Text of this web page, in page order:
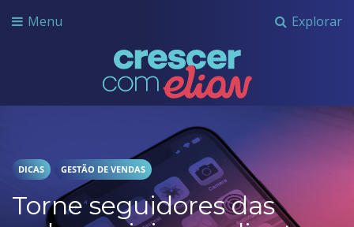
Explorar
Menu
Crescer com Grupo Elian
DICAS GESTÃO DE VENDAS
Torne seguidores das